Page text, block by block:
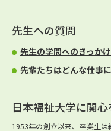
先生への質問
先生の学問へのきっか
先輩たちはどんな仕事
日本福祉大学に関
1953年の創立以来、卒業生